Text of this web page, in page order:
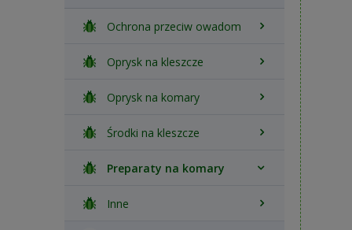
Ochrona przeciw owadom
Oprysk na kleszcze
Oprysk na komary
Środki na kleszcze
Preparaty na komary
Inne